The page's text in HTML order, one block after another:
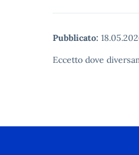
Pubblicato:
Eccetto dove